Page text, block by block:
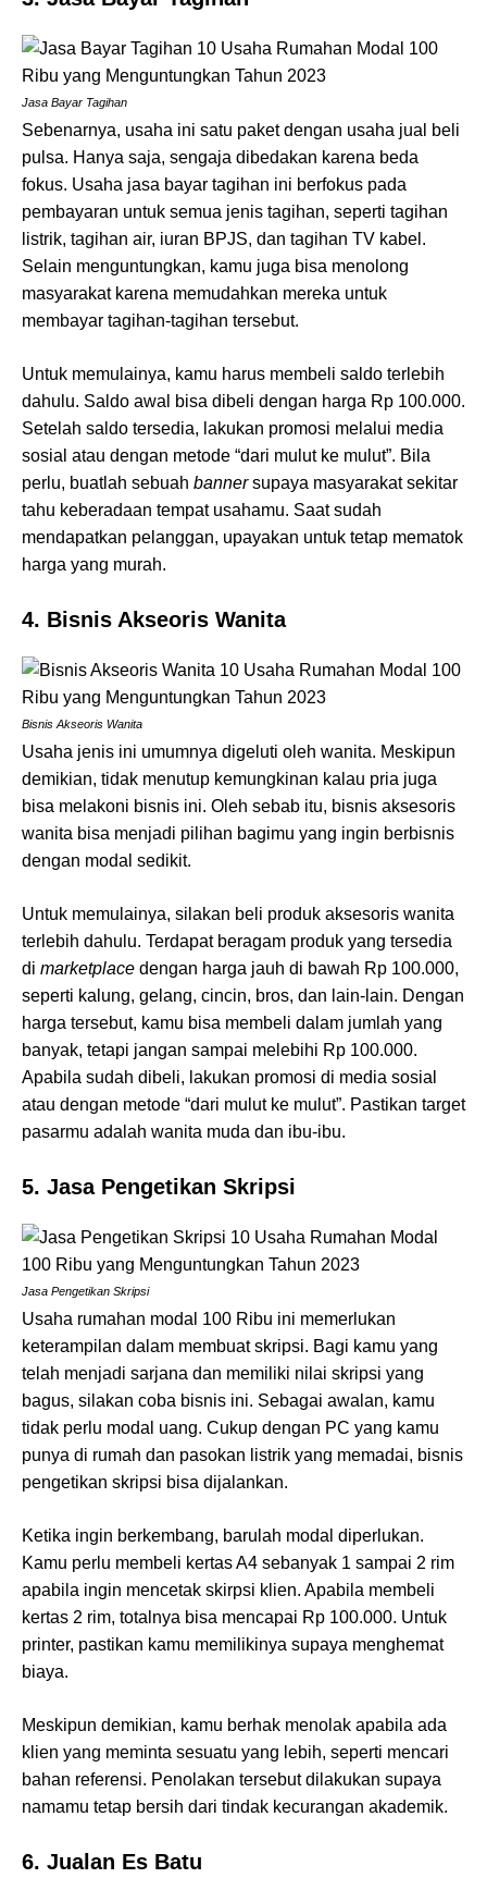
Jasa Bayar Tagihan
Sebenarnya, usaha ini satu paket dengan usaha jual beli
pulsa. Hanya saja, sengaja dibedakan karena beda
fokus. Usaha jasa bayar tagihan ini berfokus pada
pembayaran untuk semua jenis tagihan, seperti tagihan
listrik, tagihan air, iuran BPJS, dan tagihan TV kabel.
Selain menguntungkan, kamu juga bisa menolong
masyarakat karena memudahkan mereka untuk
membayar tagihan-tagihan tersebut.
Untuk memulainya, kamu harus membeli saldo terlebih
dahulu. Saldo awal bisa dibeli dengan harga Rp 100.000.
Setelah saldo tersedia, lakukan promosi melalui media
sosial atau dengan metode “dari mulut ke mulut”. Bila
perlu, buatlah sebuah bannersupaya masyarakat sekitar
tahu keberadaan tempat usahamu. Saat sudah
mendapatkan pelanggan, upayakan untuk tetap mematok
harga yang murah.
4. Bisnis Akseoris Wanita
Bisnis Akseoris Wanita
Usaha jenis ini umumnya digeluti oleh wanita. Meskipun
demikian, tidak menutup kemungkinan kalau pria juga
bisa melakoni bisnis ini. Oleh sebab itu, bisnis aksesoris
wanita bisa menjadi pilihan bagimu yang ingin berbisnis
dengan modal sedikit.
Untuk memulainya, silakan beli produk aksesoris wanita
terlebih dahulu. Terdapat beragam produk yang tersedia
di marketplace dengan harga jauh di bawah Rp 100.000,
seperti kalung, gelang, cincin, bros, dan lain-lain. Dengan
harga tersebut, kamu bisa membeli dalam jumlah yang
banyak, tetapi jangan sampai melebihi Rp 100.000.
Apabila sudah dibeli, lakukan promosi di media sosial
atau dengan metode “dari mulut ke mulut”. Pastikan target
pasarmu adalah wanita muda dan ibu-ibu.
5. Jasa Pengetikan Skripsi
Jasa Pengetikan Skripsi
Usaha rumahan modal 100 Ribu ini memerlukan
keterampilan dalam membuat skripsi. Bagi kamu yang
telah menjadi sarjana dan memiliki nilai skripsi yang
bagus, silakan coba bisnis ini. Sebagai awalan, kamu
tidak perlu modal uang. Cukup dengan PC yang kamu
punya di rumah dan pasokan listrik yang memadai, bisnis
pengetikan skripsi bisa dijalankan.
Ketika ingin berkembang, barulah modal diperlukan.
Kamu perlu membeli kertas A4 sebanyak 1 sampai 2 rim
apabila ingin mencetak skirpsi klien. Apabila membeli
kertas 2 rim, totalnya bisa mencapai Rp 100.000. Untuk
printer, pastikan kamu memilikinya supaya menghemat
biaya.
Meskipun demikian, kamu berhak menolak apabila ada
klien yang meminta sesuatu yang lebih, seperti mencari
bahan referensi. Penolakan tersebut dilakukan supaya
namamu tetap bersih dari tindak kecurangan akademik.
6. Jualan Es Batu